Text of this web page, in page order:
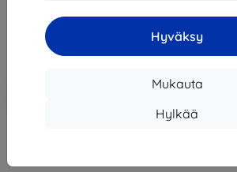
Hyväksy
Mukauta
Hylkää
12,51 €
Hinta ilman ALV:tä
Alennus kupongilla